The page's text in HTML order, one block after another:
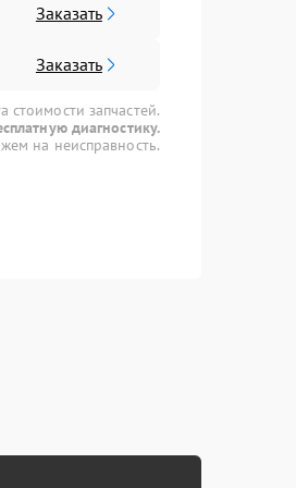
Заказать
Заказать
стоимости запчастей.
диагностику.
на неисправность.